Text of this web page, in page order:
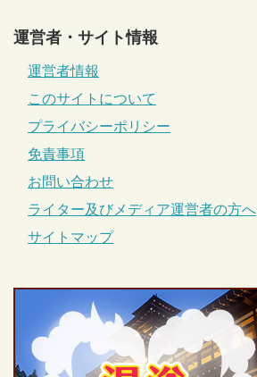
運営者・サイト情報
運営者情報
このサイトについて
プライバシーポリシー
免責事項
お問い合わせ
ライター及びメディア運営者の方へ
サイトマップ